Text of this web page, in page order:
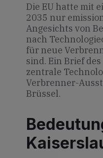
Die EU hatte mit
2035 nur
Angesichts von
nach
für neue
sind. Ein Brief
zentrale
Verbrenner-
Brüssel.